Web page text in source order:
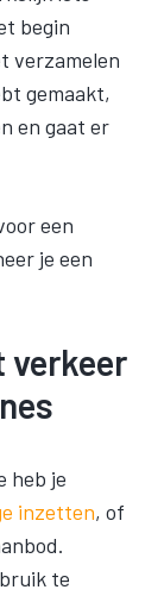
begin
verzamelen
gemaakt,
en gaat er
een
je een
verkeer
heb je
inzetten, of
te